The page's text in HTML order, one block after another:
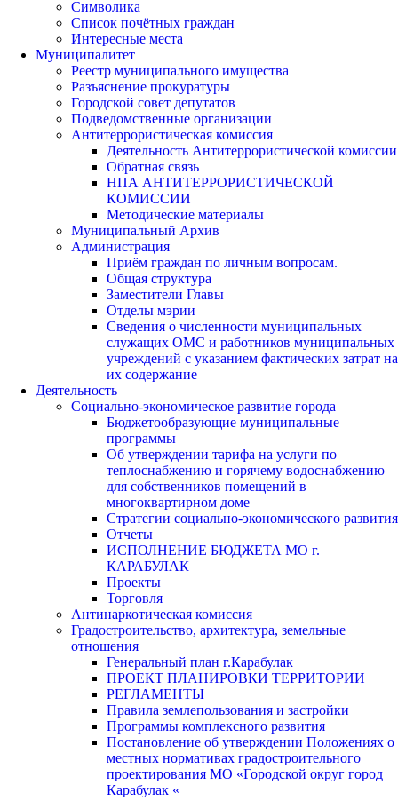
Символика
Список почётных граждан
Интересные места
Муниципалитет
Реестр муниципального имущества
Разъяснение прокуратуры
Городской совет депутатов
Подведомственные организации
Антитеррористическая комиссия
Деятельность Антитеррористической комиссии
Обратная связь
НПА АНТИТЕРРОРИСТИЧЕСКОЙ
КОМИССИИ
Методические материалы
Муниципальный Архив
Администрация
Приём граждан по личным вопросам.
Общая структура
Заместители Главы
Отделы мэрии
Сведения о численности муниципальных
служащих ОМС и работников муниципальных
учреждений с указанием фактических затрат на
их содержание
Деятельность
Социально-экономическое развитие города
Бюджетообразующие муниципальные
программы
Об утверждении тарифа на услуги по
теплоснабжению и горячему водоснабжению
для собственников помещений в
многоквартирном доме
Стратегии социально-экономического развития
Отчеты
ИСПОЛНЕНИЕ БЮДЖЕТА МО г.
КАРАБУЛАК
Проекты
Торговля
Антинаркотическая комиссия
Градостроительство, архитектура, земельные
отношения
Генеральный план г.Карабулак
ПРОЕКТ ПЛАНИРОВКИ ТЕРРИТОРИИ
РЕГЛАМЕНТЫ
Правила землепользования и застройки
Программы комплексного развития
Постановление об утверждении Положениях о
местных нормативах градостроительного
проектирования МО «Городской округ город
Карабулак «